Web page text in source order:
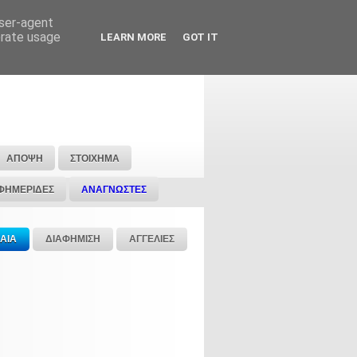
ΑΠΟΨΗ ΣΤΟΙΧΗΜΑ
ΑΝΑΓΝΩΣΤΕΣ
ΔΙΑΦΗΜΙΣΗ ΑΓΓΕΛΙΕΣ
agent
usage
LEARN MORE GOT IT